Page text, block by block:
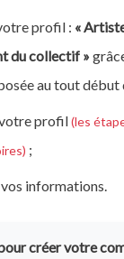
profil : «
du collectif »
au tout début
profil(les
;
informations.
créer votre